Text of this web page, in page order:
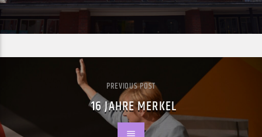
PREVIOUS POST
16 JAHRE MERKEL